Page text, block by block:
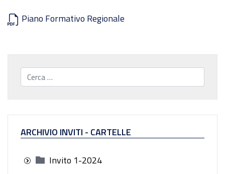
Piano Formativo Regionale
Cerca...
ARCHIVIO INVITI - CARTELLE
Invito 1-2024